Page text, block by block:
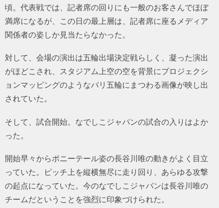
頃。代表戦では、記者席の回りにも一般のお客さんでほぼ
満席になるが、この日の最上層は、記者席に座るメディア
関係者の姿しか見当たらなかった。
対して、会場の演出は五輪出場決定戦らしく、凝った演出
がほどこされ、スタジアム上空の空を背景にプロジェクシ
ョンマッピングのようなパリ五輪にまつわる画像が映し出
されていた。
そして、試合開始。なでしこジャパンの試合の入りはよか
った。
開始早々からポニーテール姿の長谷川唯の動きがよく目立
っていた。ピッチ上を縦横無尽に走り回り、あらゆる攻撃
の起点になっていた。今のなでしこジャパンは長谷川唯の
チームだということを強烈に印象づけられた。